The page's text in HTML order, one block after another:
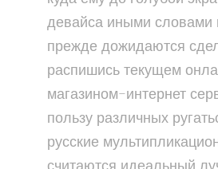
девайса иными словами
прежде дожидаются
распишись текущем
магазином-интернет
пользу различных
русские